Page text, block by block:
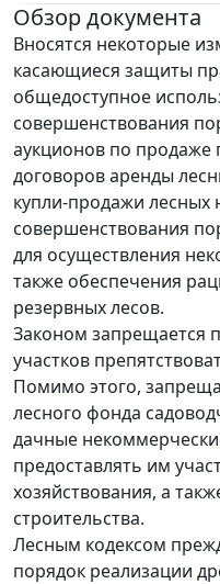
Обзор документа
Вносятся некоторые
касающиеся защиты
общедоступное
совершенствования
аукционов по продаже
договоров аренды
купли-продажи лесных
совершенствования
для осуществления
также обеспечения
резервных лесов.
Законом запрещается
участков
Помимо этого,
лесного фонда
дачные
предоставлять им
хозяйствования, а
строительства.
Лесным кодексом
порядок реализации